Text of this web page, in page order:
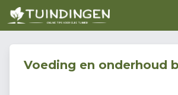
Voeding en onderhoud